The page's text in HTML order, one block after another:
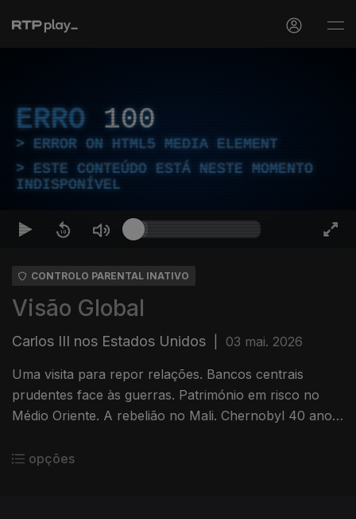
ERRO 100
ERROR ON HTML5 MEDIA ELEMENT
ESTE CONTEÚDO ESTÁ NESTE MOMENTO
INDISPONÍVEL
CONTROLO PARENTAL INATIVO
Visão Global
Carlos III nos Estados Unidos 03 mai. 2026
Uma visita para repor relações. Bancos centrais
prudentes face às guerras. Património em risco no
Médio Oriente. A rebelião no Mali. Chernobyl 40 anos
opções